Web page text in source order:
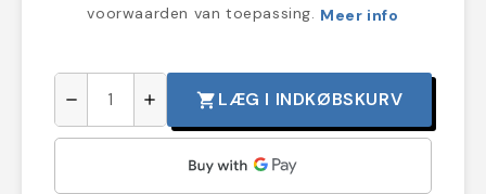
voorwaarden van toepassing. Meer info
remove add shopping_cart LÆG I INDKØBSKURV